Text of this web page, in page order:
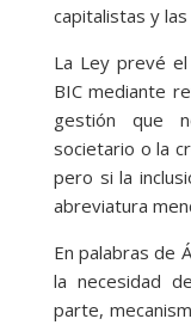
capitalistas y
La Ley prevé
BIC mediante
gestión que
societario o la
pero si la
abreviatura
En palabras de
la necesidad
parte,